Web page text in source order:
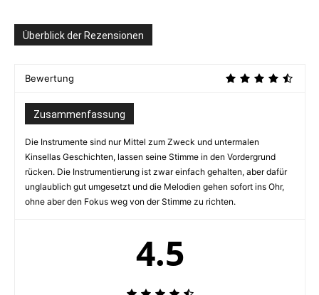
Überblick der Rezensionen
Bewertung
Zusammenfassung
Die Instrumente sind nur Mittel zum Zweck und untermalen
Kinsellas Geschichten, lassen seine Stimme in den Vordergrund
rücken. Die Instrumentierung ist zwar einfach gehalten, aber dafür
unglaublich gut umgesetzt und die Melodien gehen sofort ins Ohr,
ohne aber den Fokus weg von der Stimme zu richten.
4.5